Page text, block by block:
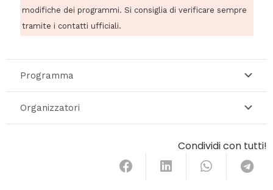
modifiche dei programmi. Si consiglia di verificare sempre
tramite i contatti ufficiali.
Programma
Organizzatori
Condividi con tutti!